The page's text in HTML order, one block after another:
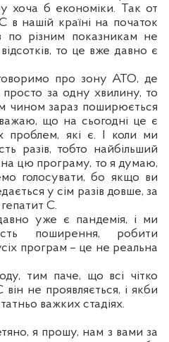
хоча б економіки. Так от
в нашій країні на початок
по різним показникам не
то це вже давно є
про зону АТО, де
за одну хвилину, то
чином зараз поширюється
що на сьогодні це є
проблем, які є. І коли ми
разів, тобто найбільший
на цю програму, то я думаю,
голосувати, бо якщо ви
у сім разів довше, за
С.
уже є пандемія, і ми
поширення, робити
програм – це не реальна
тим паче, що всі чітко
він не проявляється, і якби
важких стадіях.
я прошу, нам з вами за